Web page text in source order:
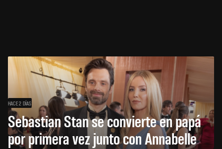
HACE 2 DÍAS
Sebastian Stan se convierte en papá
por primera vez junto con Annabelle